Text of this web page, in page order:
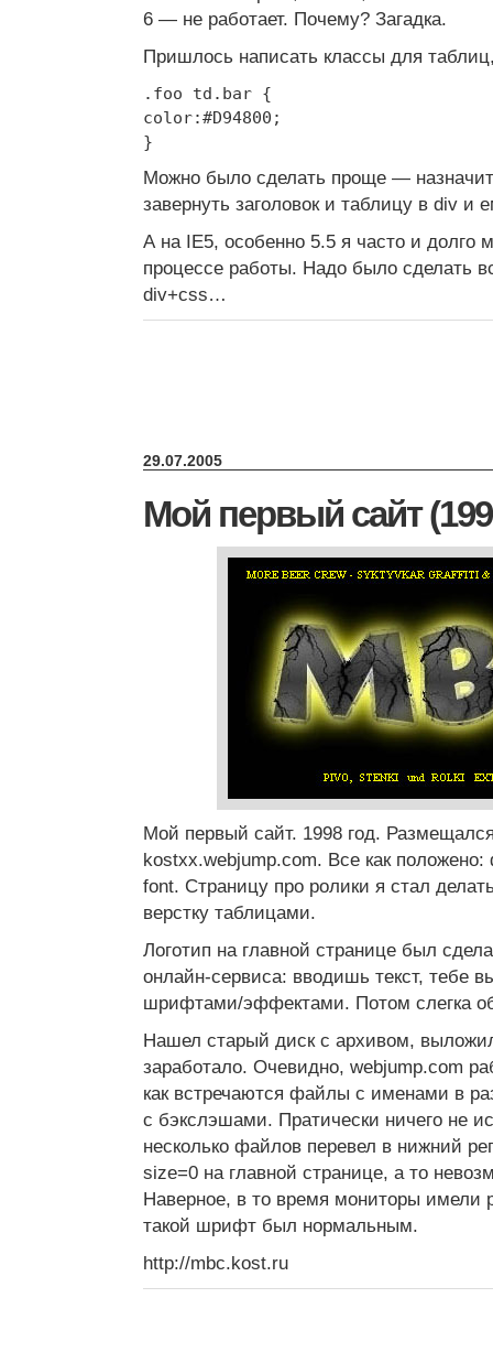
6 — не работает. Почему? Загадка.
Пришлось написать классы для
.foo td.bar {
color:#D94800;
}
Можно было сделать проще —
завернуть заголовок и таблицу в div и
А на IE5, особенно 5.5 я часто и долго
процессе работы. Надо было сделать
div+css…
29.07.2005
Мой первый сайт
Мой первый сайт. 1998 год.
kostxx.webjump.com. Все как
font. Страницу про ролики я стал
верстку таблицами.
Логотип на главной странице был
онлайн-сервиса: вводишь текст, тебе
шрифтами/эффектами. Потом слегка
Нашел старый диск с архивом,
заработало. Очевидно, webjump.com
как встречаются файлы с именами в
с бэкслэшами. Пратически ничего не
несколько файлов перевел в нижний
size=0 на главной странице, а то
Наверное, в то время мониторы имели
такой шрифт был нормальным.
http://mbc.kost.ru